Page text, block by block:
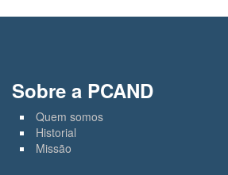
Sobre a PCAND
Quem somos
Historial
Missão